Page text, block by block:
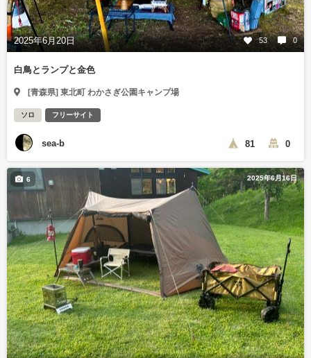
2025年6月20日 53 0
白鳥とランプと金色
[青森県] 東北町 わかさぎ公園キャンプ場
ソロ フリーサイト
sea-b 81 0
2025年6月16日
6